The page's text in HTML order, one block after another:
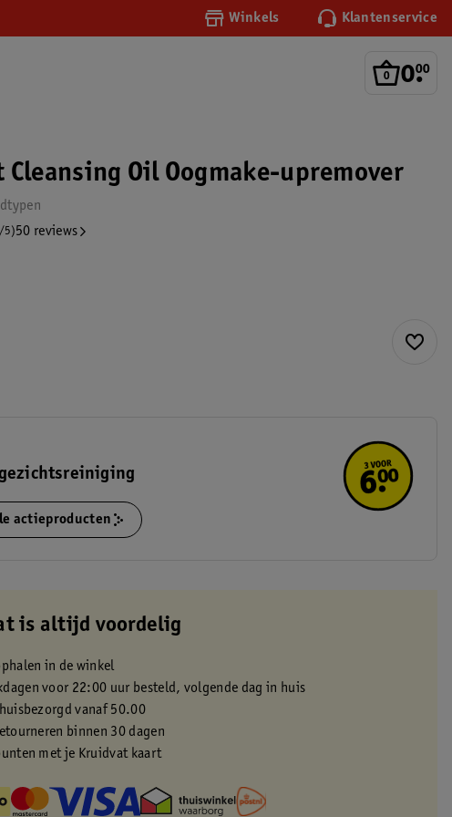
Winkels Klantenservice
0.
00
Oil Oogmake-upremover
5)50 reviews
actieproducten
is altijd voordelig
in de winkel
voor 22:00 uur besteld, volgende dag in huis
vanaf 50.00
binnen 30 dagen
met je Kruidvat kaart